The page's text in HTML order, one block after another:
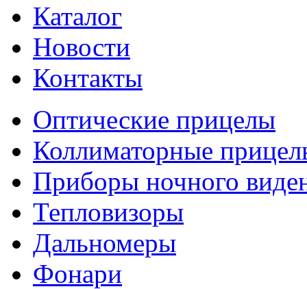
Каталог
Новости
Контакты
Оптические прицелы
Коллиматорные
Приборы ночного
Тепловизоры
Дальномеры
Фонари